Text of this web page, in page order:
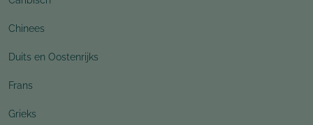
Chinees
Duits en Oostenrijks
Frans
Grieks